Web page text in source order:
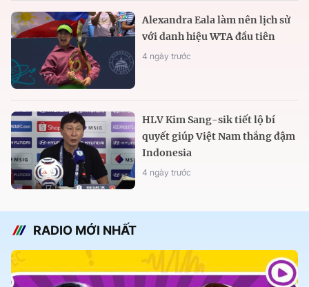
Alexandra Eala làm nên lịch sử
với danh hiệu WTA đầu tiên
4 ngày trước
HLV Kim Sang-sik tiết lộ bí
quyết giúp Việt Nam thắng đậm
Indonesia
4 ngày trước
RADIO MỚI NHẤT